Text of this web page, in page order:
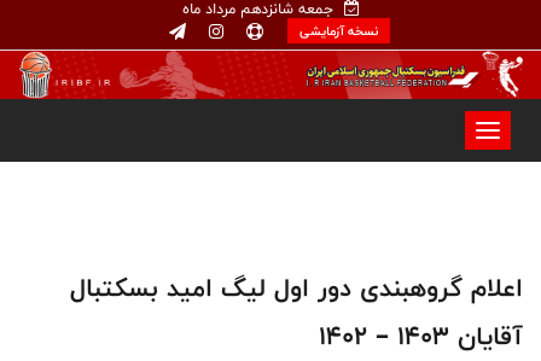
جمعه شانزدهم مرداد ماه
نسخه آزمایشی
اعلام گروهبندی دور اول لیگ امید بسکتبال
آقایان 1403 – 1402